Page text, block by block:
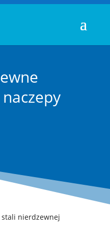
stali nierdzewnej